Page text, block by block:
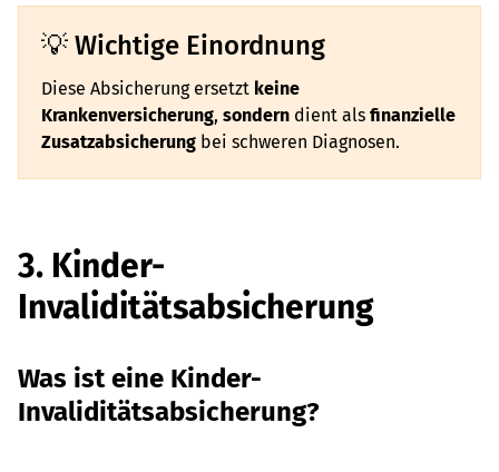
Wichtige Einordnung
Diese Absicherung ersetzt keine
Krankenversicherung, sondern dient als finanzielle
Zusatzabsicherung bei schweren Diagnosen.
3. Kinder-
Invaliditätsabsicherung
Was ist eine Kinder-
Invaliditätsabsicherung?